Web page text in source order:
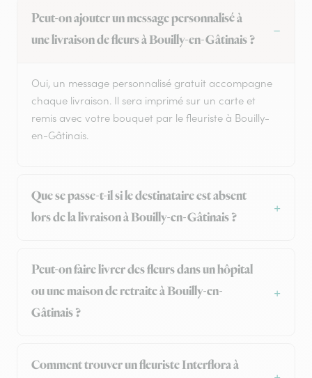
Peut-on ajouter un message personnalisé à
une livraison de fleurs à Bouilly-en-Gâtinais ?
Oui, un message personnalisé gratuit accompagne
chaque livraison. Il sera imprimé sur un carte et
remis avec votre bouquet par le fleuriste à Bouilly-
en-Gâtinais.
Que se passe-t-il si le destinataire est absent
lors de la livraison à Bouilly-en-Gâtinais ?
Peut-on faire livrer des fleurs dans un hôpital
ou une maison de retraite à Bouilly-en-
Gâtinais ?
Comment trouver un fleuriste Interflora à